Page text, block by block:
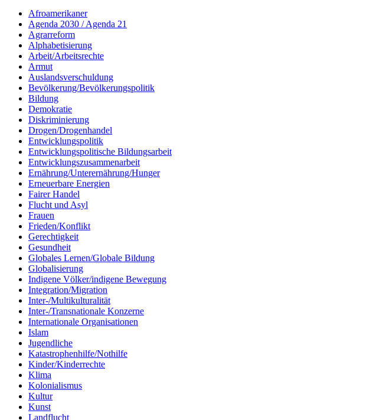
Afroamerikaner
Agenda 2030 / Agenda 21
Agrarreform
Alphabetisierung
Arbeit/Arbeitsrechte
Armut
Auslandsverschuldung
Bevölkerung/Bevölkerungspolitik
Bildung
Demokratie
Diskriminierung
Drogen/Drogenhandel
Entwicklungspolitik
Entwicklungspolitische Bildungsarbeit
Entwicklungszusammenarbeit
Ernährung/Unterernährung/Hunger
Erneuerbare Energien
Fairer Handel
Flucht und Asyl
Frauen
Frieden/Konflikt
Gerechtigkeit
Gesundheit
Globales Lernen/Globale Bildung
Globalisierung
Indigene Völker/indigene Bewegung
Integration/Migration
Inter-/Multikulturalität
Inter-/Transnationale Konzerne
Internationale Organisationen
Islam
Jugendliche
Katastrophenhilfe/Nothilfe
Kinder/Kinderrechte
Klima
Kolonialismus
Kultur
Kunst
Landflucht